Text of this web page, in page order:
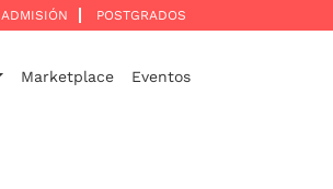
ADMISIÓN POSTGRADOS
Marketplace Eventos